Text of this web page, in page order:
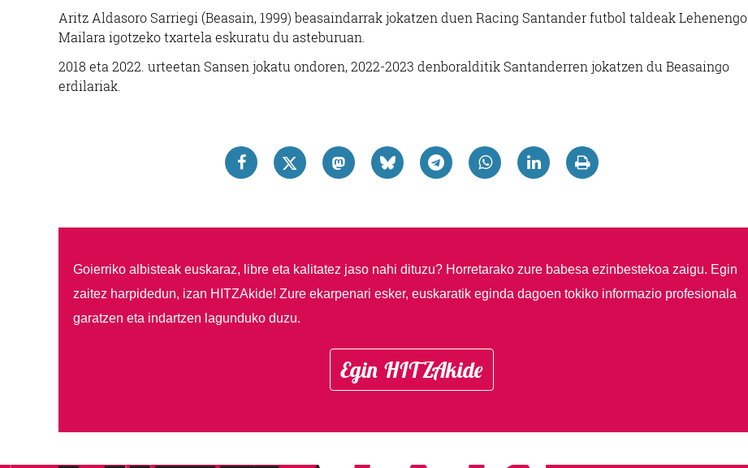
Aritz Aldasoro Sarriegi (Beasain, 1999) beasaindarrak jokatzen duen Racing Santander futbol taldeak Lehenengo
Mailara igotzeko txartela eskuratu du asteburuan.
2018 eta 2022. urteetan Sansen jokatu ondoren, 2022-2023 denboralditik Santanderren jokatzen du Beasaingo
erdilariak.
Goierriko albisteak euskaraz, libre eta kalitatez jaso nahi dituzu? Horretarako zure babesa ezinbestekoa zaigu. Egin
zaitez harpidedun, izan HITZAkide! Zure ekarpenari esker, euskaratik eginda dagoen tokiko informazio profesionala
garatzen eta indartzen lagunduko duzu.
Egin HITZAkide